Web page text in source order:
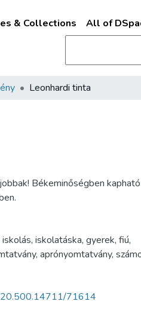
& Collections All of
Leonhardi tinta
Békeminőségben
iskolás, iskolatáska, gyerek, fiú,
, aprónyomtatvány,
20.500.14711/71614